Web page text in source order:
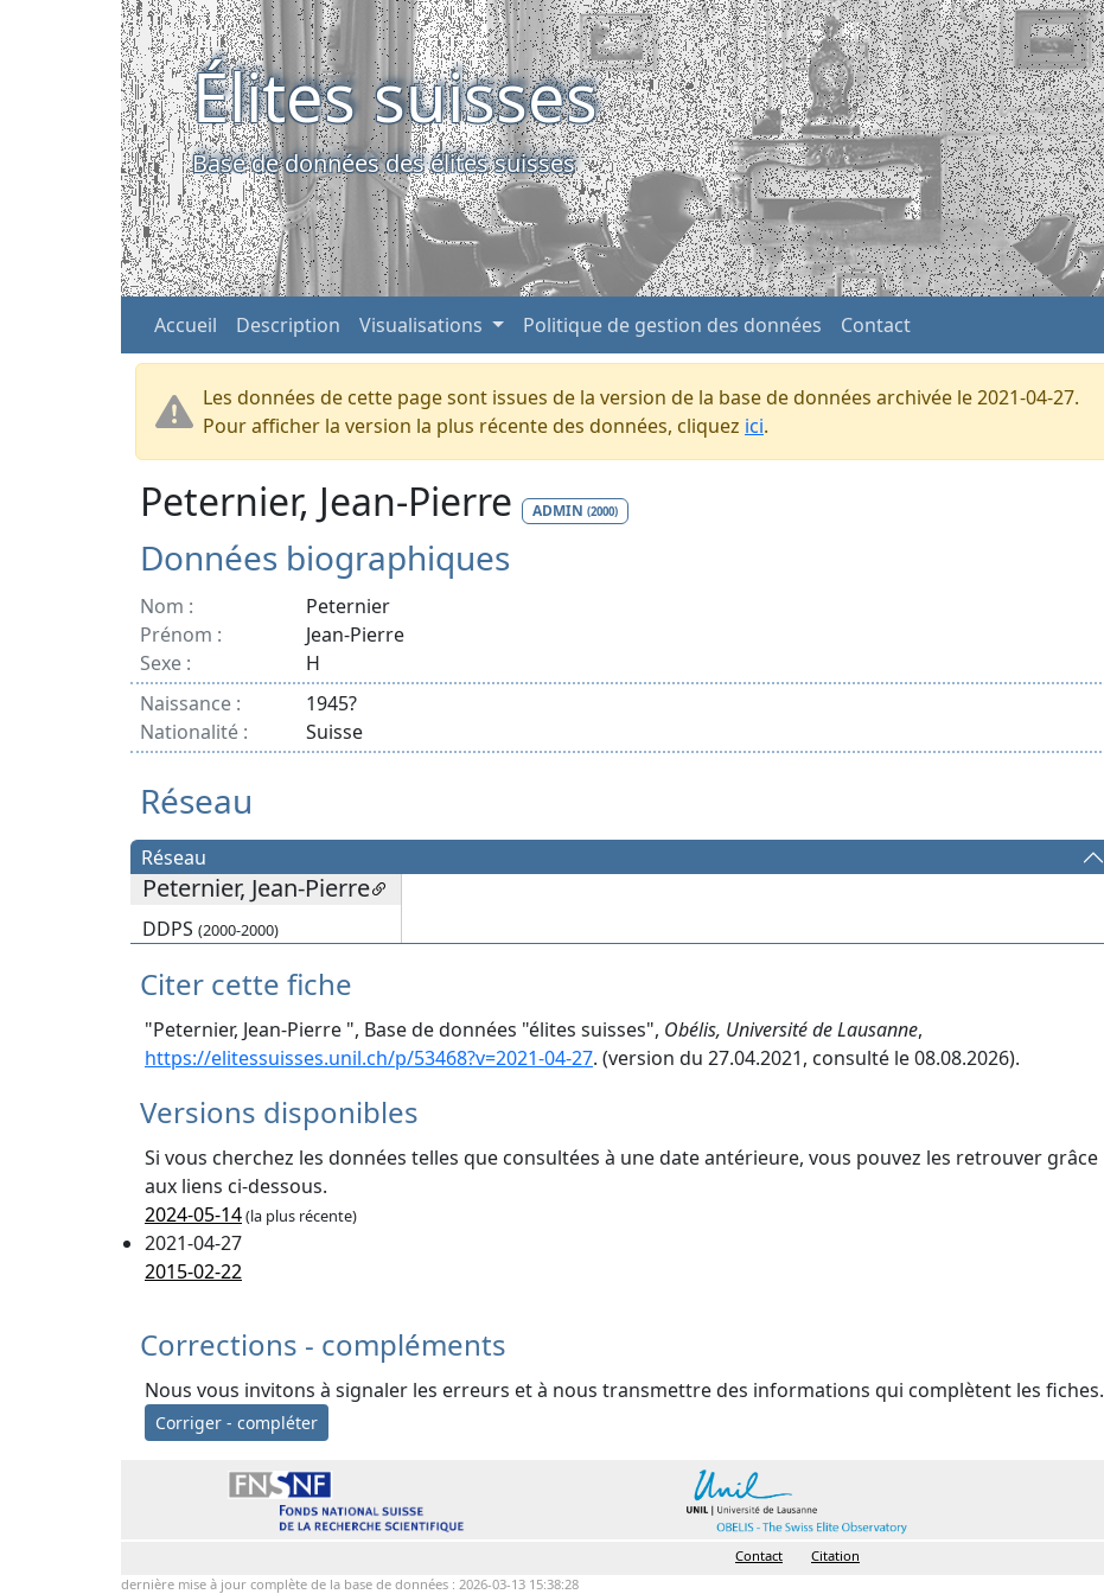
Élites suisses
Base de données des élites suisses
Accueil Description Visualisations Politique de gestion des données Contact
Les données de cette page sont issues de la version de la base de données archivée le 2021-04-27.
Pour afficher la version la plus récente des données, cliquez ici.
Peternier, Jean-Pierre ADMIN (2000)
Données biographiques
Nom :
Peternier
Prénom :
Jean-Pierre
Sexe :
H
Naissance :
1945?
Nationalité :
Suisse
Réseau
Réseau
Peternier, Jean-Pierre
DDPS (2000-2000)
Citer cette fiche
"Peternier, Jean-Pierre ", Base de données "élites suisses", Obélis, Université de Lausanne,
https://elitessuisses.unil.ch/p/53468?v=2021-04-27. (version du 27.04.2021, consulté le 08.08.2026).
Versions disponibles
Si vous cherchez les données telles que consultées à une date antérieure, vous pouvez les retrouver grâce
aux liens ci-dessous.
2024-05-14(la plus récente)
2021-04-27
2015-02-22
Corrections - compléments
Nous vous invitons à signaler les erreurs et à nous transmettre des informations qui complètent les fiches.
Corriger - compléter
Contact
Citation
dernière mise à jour complète de la base de données : 2026-03-13 15:38:28